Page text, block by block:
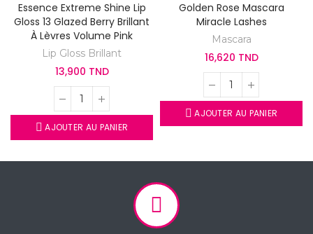
Essence Extreme Shine Lip
Gloss 13 Glazed Berry Brillant
À Lèvres Volume Pink
Lip Gloss Brillant
13,900 TND
AJOUTER AU PANIER
Golden Rose Mascara
Miracle Lashes
Mascara
16,620 TND
AJOUTER AU PANIER